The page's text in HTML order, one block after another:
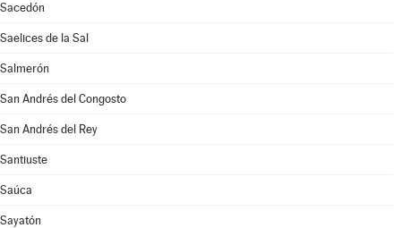
Sacedón
Saelices de la Sal
Salmerón
San Andrés del Congosto
San Andrés del Rey
Santiuste
Saúca
Sayatón